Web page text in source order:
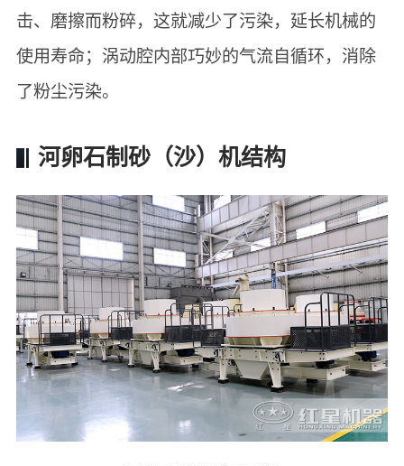
击、磨擦而粉碎，这就减少了污染，延长机械的
使用寿命；涡动腔内部巧妙的气流自循环，消除
了粉尘污染。
河卵石制砂（沙）机结构